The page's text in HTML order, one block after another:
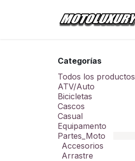
Categorías
Todos los productos
ATV/Auto
Bicicletas
Cascos
Casual
Equipamento
Partes_Moto
Accesorios
Arrastre